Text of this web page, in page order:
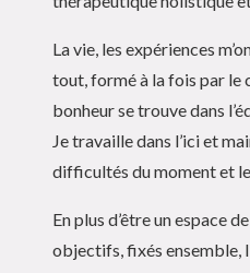
La vie, les expériences
tout, formé à la fois par le
bonheur se trouve dans
Je travaille dans l’ici et
difficultés du moment et
En plus d’être un espace
objectifs, fixés ensemble,